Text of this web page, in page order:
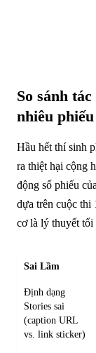
So sánh
nhiêu phiếu
Hầu hết thí sinh
ra thiệt hại cộng
động số phiếu
dựa trên cuộc thi
cơ là lý thuyết tối
Sai Lầm
Định dạng
Stories sai
(caption URL
vs. link sticker)